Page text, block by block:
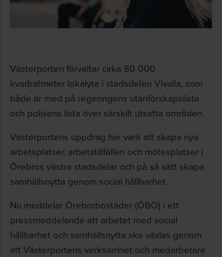
Västerporten förvaltar cirka 80 000
kvadratmeter lokalyta i stadsdelen Vivalla, som
både är med på regeringens utanförskapslista
och polisens lista över särskilt utsatta områden.
Västerportens uppdrag har varit att skapa nya
arbetsplatser, arbetstillfällen och mötesplatser i
Örebros västra stadsdelar och på så sätt skapa
samhällsnytta genom social hållbarhet.
Nu meddelar Örebrobostäder (ÖBO) i ett
pressmeddelande att arbetet med social
hållbarhet och samhällsnytta ska växlas genom
att Västerportens verksamhet och medarbetare